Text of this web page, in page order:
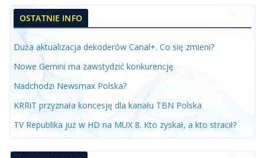
OSTATNIE INFO
Duża aktualizacja dekoderów Canal+. Co się zmieni?
Nowe Gemini ma zawstydzić konkurencję
Nadchodzi Newsmax Polska?
KRRiT przyznała koncesję dla kanału TBN Polska
TV Republika już w HD na MUX 8. Kto zyskał, a kto stracił?